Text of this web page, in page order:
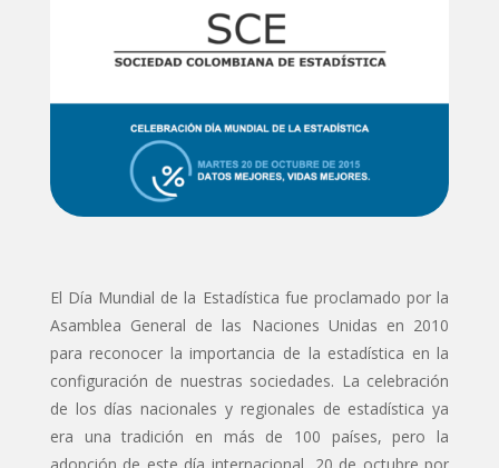
El Día Mundial de la Estadística fue proclamado por la
Asamblea General de las Naciones Unidas en 2010
para reconocer la importancia de la estadística en la
configuración de nuestras sociedades. La celebración
de los días nacionales y regionales de estadística ya
era una tradición en más de 100 países, pero la